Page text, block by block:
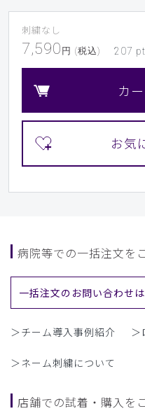
​7 ​8 ​9
刺繍なし
7,590 円 (税込) 207 pt
カ
病院等での一括注文を
一括注文のお問い合わせ
＞チーム導入事例紹介 ＞
＞ネーム刺繍について
店舗での試着・購入を